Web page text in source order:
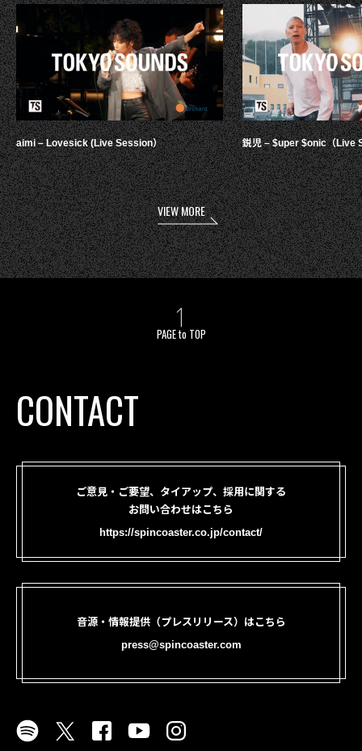
aimi – Lovesick (Live Session） 鋭児 – $uper $onic（Live
VIEW MORE
PAGE to TOP
CONTACT
ご意見・ご要望、タイアップ、採用に関する
お問い合わせはこちら
https://spincoaster.co.jp/contact/
音源・情報提供（プレスリリース）はこちら
press@spincoaster.com